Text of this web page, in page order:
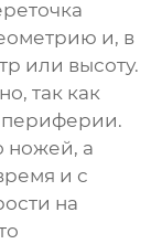
и, в
или высоту.
так как
периферии.
ножей, а
и с
на